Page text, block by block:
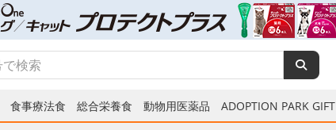
食事療法食 総合栄養食 動物用医薬品 ADOPTION PARK GIFT